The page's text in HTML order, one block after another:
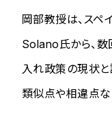
岡部教授は、スペ
Solano氏から、数
入れ政策の現状
類似点や相違点な